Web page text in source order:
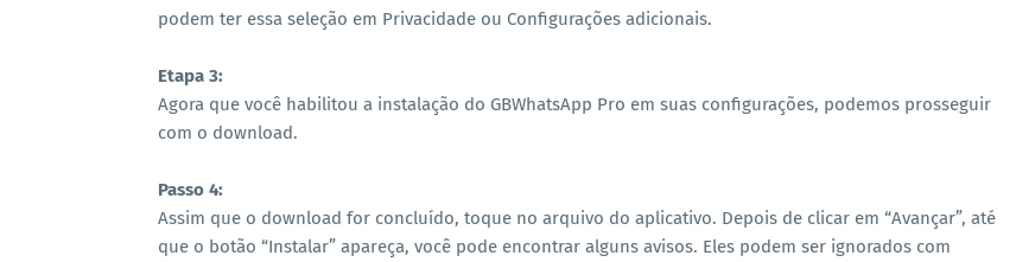
podem ter essa seleção em Privacidade ou Configurações adicionais.
Etapa 3:
Agora que você habilitou a instalação do GBWhatsApp Pro em suas configurações, podemos prosseguir
com o download.
Passo 4:
Assim que o download for concluído, toque no arquivo do aplicativo. Depois de clicar em “Avançar”, até
que o botão “Instalar” apareça, você pode encontrar alguns avisos. Eles podem ser ignorados com